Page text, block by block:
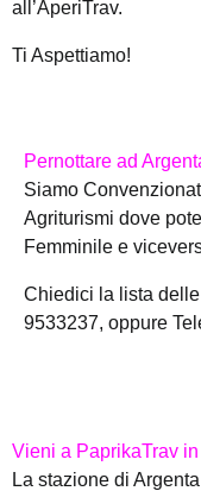
all’AperiTrav.
Ti Aspettiamo!
Pernottare ad
Siamo
Agriturismi dove
Femminile e
Chiedici la lista
9533237, oppure
Vieni a PaprikaTrav in
La stazione di